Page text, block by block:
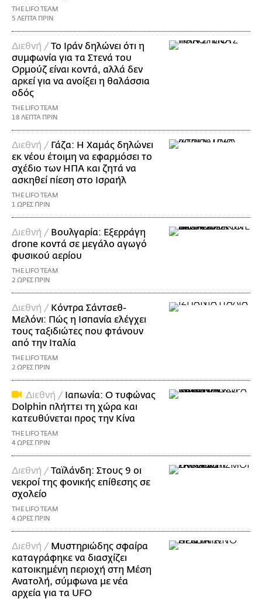
THE LIFO TEAM
5 ΛΕΠΤΑ ΠΡΙΝ
Διεθνή /Το Ιράν δηλώνει ότι η
συμφωνία για τα Στενά του
Ορμούζ είναι κοντά, αλλά δεν
αρκεί για να ανοίξει η θαλάσσια
οδός
THE LIFO TEAM
18 ΛΕΠΤΑ ΠΡΙΝ
Διεθνή / Γάζα: Η Χαμάς δηλώνει
εκ νέου έτοιμη να εφαρμόσει το
σχέδιο των ΗΠΑ και ζητά να
ασκηθεί πίεση στο Ισραήλ
THE LIFO TEAM
1 ΩΡΕΣ ΠΡΙΝ
Διεθνή / Βουλγαρία: Εξερράγη
drone κοντά σε μεγάλο αγωγό
φυσικού αερίου
THE LIFO TEAM
2 ΩΡΕΣ ΠΡΙΝ
Διεθνή / Κόντρα Σάντσεθ-
Μελόνι: Πώς η Ισπανία ελέγχει
τους ταξιδιώτες που φτάνουν
από την Ιταλία
THE LIFO TEAM
2 ΩΡΕΣ ΠΡΙΝ
Διεθνή / Ιαπωνία: Ο τυφώνας
Dolphin πλήττει τη χώρα και
κατευθύνεται προς την Κίνα
THE LIFO TEAM
4 ΩΡΕΣ ΠΡΙΝ
Διεθνή /Ταϊλάνδη: Στους 9 οι
νεκροί της φονικής επίθεσης σε
σχολείο
THE LIFO TEAM
4 ΩΡΕΣ ΠΡΙΝ
Διεθνή / Μυστηριώδης σφαίρα
καταγράφηκε να διασχίζει
κατοικημένη περιοχή στη Μέση
Ανατολή, σύμφωνα με νέα
αρχεία για τα UFO